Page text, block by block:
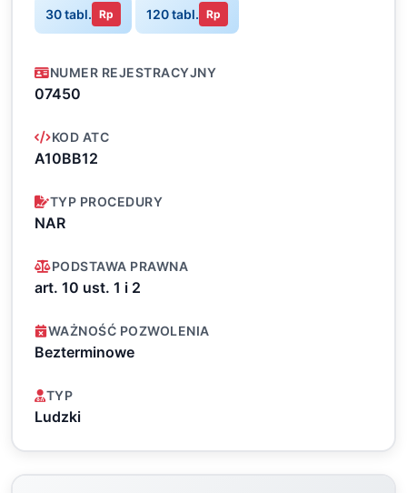
30 tabl. Rp 120 tabl. Rp
NUMER REJESTRACYJNY
07450
KOD ATC
A10BB12
TYP PROCEDURY
NAR
PODSTAWA PRAWNA
art. 10 ust. 1 i 2
WAŻNOŚĆ POZWOLENIA
Bezterminowe
TYP
Ludzki